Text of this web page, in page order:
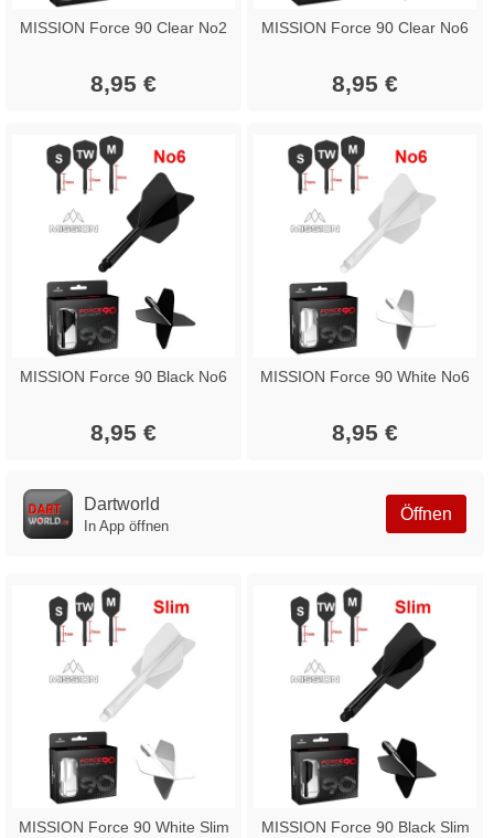
MISSION Force 90 Clear No2
8,95 €
MISSION Force 90 Clear No6
8,95 €
MISSION Force 90 Black No6
8,95 €
MISSION Force 90 White No6
8,95 €
Öffnen
Dartworld
In App öffnen
MISSION Force 90 White Slim MISSION Force 90 Black Slim